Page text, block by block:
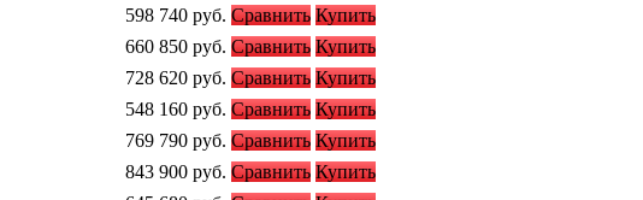
598 740 руб. Сравнить Купить
660 850 руб. Сравнить Купить
728 620 руб. Сравнить Купить
548 160 руб. Сравнить Купить
769 790 руб. Сравнить Купить
843 900 руб. Сравнить Купить